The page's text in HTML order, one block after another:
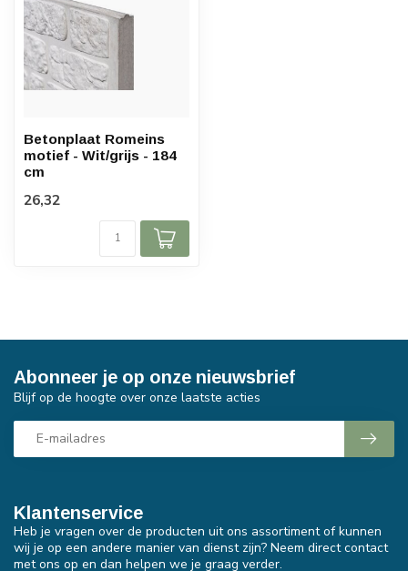
Betonplaat Romeins
motief - Wit/grijs - 184
cm
26,32
Klantenservice
Heb je vragen over de producten uit ons assortiment of kunnen
wij je op een andere manier van dienst zijn? Neem direct contact
met ons op en dan helpen we je graag verder.
Abonneer je op onze nieuwsbrief
Blijf op de hoogte over onze laatste acties